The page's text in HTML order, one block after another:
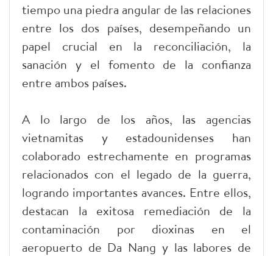
tiempo una piedra angular de las relaciones
entre los dos países, desempeñando un
papel crucial en la reconciliación, la
sanación y el fomento de la confianza
entre ambos países.
A lo largo de los años, las agencias
vietnamitas y estadounidenses han
colaborado estrechamente en programas
relacionados con el legado de la guerra,
logrando importantes avances. Entre ellos,
destacan la exitosa remediación de la
contaminación por dioxinas en el
aeropuerto de Da Nang y las labores de